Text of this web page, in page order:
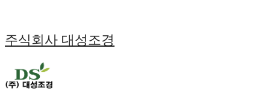
주식회사 대성조경